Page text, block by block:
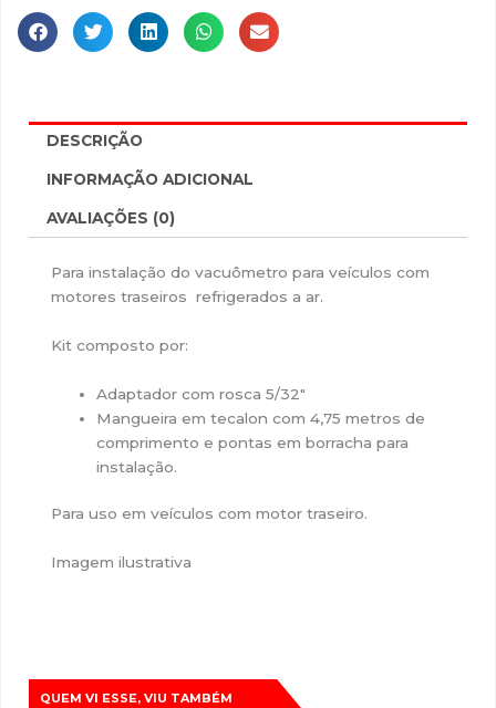
DESCRIÇÃO
INFORMAÇÃO ADICIONAL
AVALIAÇÕES (0)
Para instalação do vacuômetro para veículos com
motores traseiros refrigerados a ar.
Kit composto por:
Adaptador com rosca 5/32″
Mangueira em tecalon com 4,75 metros de
comprimento e pontas em borracha para
instalação.
Para uso em veículos com motor traseiro.
Imagem ilustrativa
QUEM VI ESSE, VIU TAMBÉM